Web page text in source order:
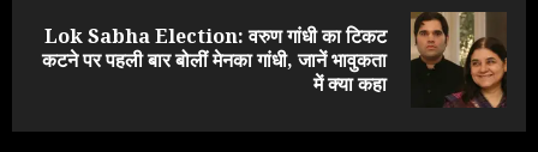
Next
Lok Sabha Election: वरुण गांधी का टिकट
कटने पर पहली बार बोलीं मेनका गांधी, जानें भावुकता
में क्या कहा